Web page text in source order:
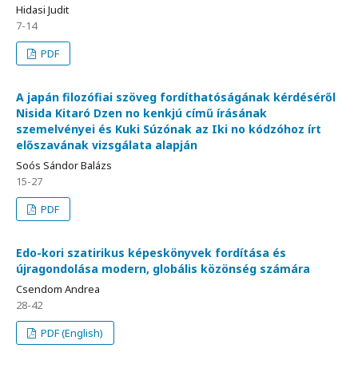
Hidasi Judit
7-14
PDF
A japán filozófiai szöveg fordíthatóságának kérdéséről
Nisida Kitaró Dzen no kenkjú című írásának
szemelvényei és Kuki Súzónak az Iki no kódzóhoz írt
előszavának vizsgálata alapján
Soós Sándor Balázs
15-27
PDF
Edo-kori szatirikus képeskönyvek fordítása és
újragondolása modern, globális közönség számára
Csendom Andrea
28-42
PDF (English)